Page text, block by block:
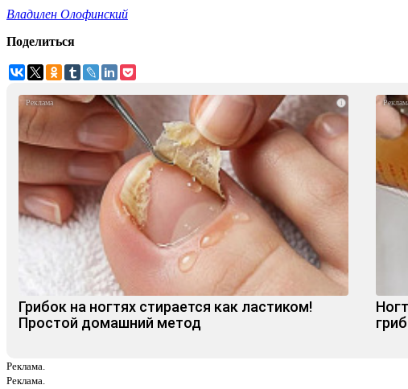
Владилен Олофинский
Поделиться
i
Грибок на ногтях стирается как ластиком!
Простой домашний метод
Реклама.
Реклама.